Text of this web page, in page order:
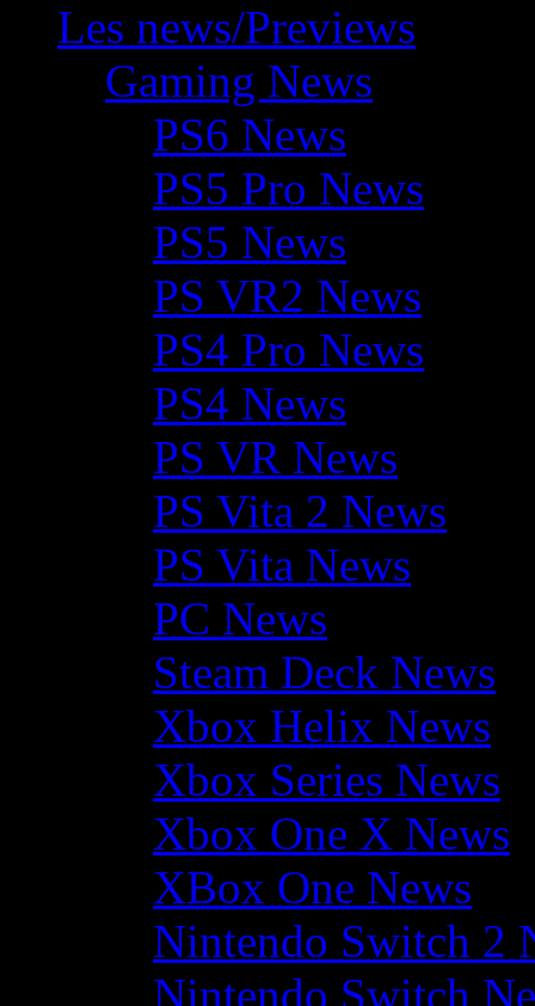
Les news/Previews
Gaming News
PS6 News
PS5 Pro News
PS5 News
PS VR2 News
PS4 Pro News
PS4 News
PS VR News
PS Vita 2 News
PS Vita News
PC News
Steam Deck News
Xbox Helix News
Xbox Series News
Xbox One X News
XBox One News
Nintendo Switch 2
Nintendo Switch